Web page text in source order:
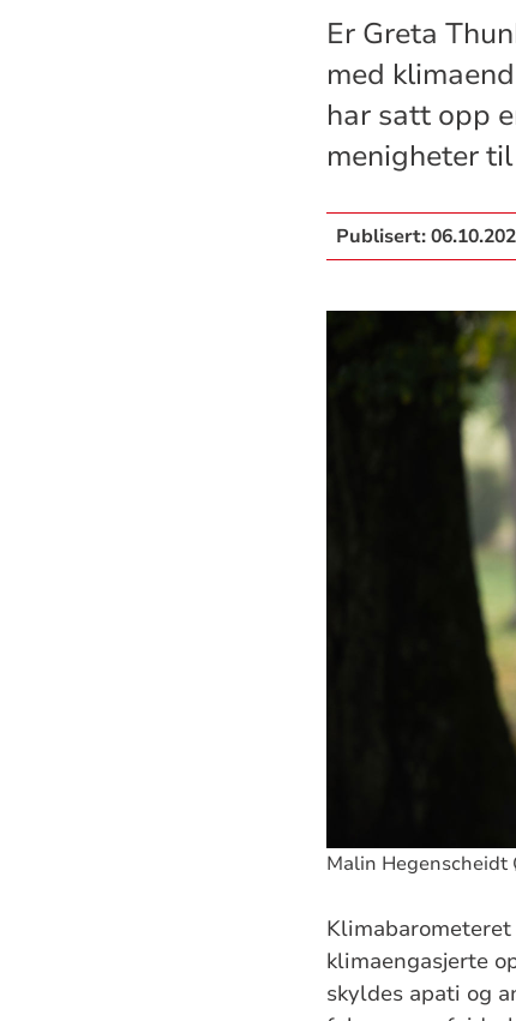
Er Greta
med
har satt opp
menigheter
Publisert:
Malin Hegenscheidt
klimaengasjerte
skyldes apati og